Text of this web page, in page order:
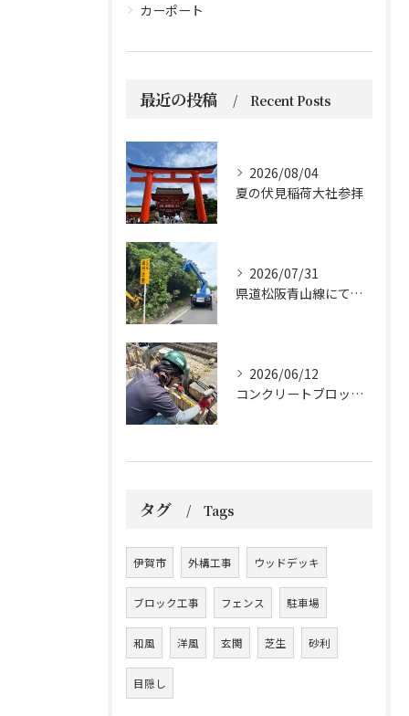
カーポート
最近の投稿 Recent Posts
2026/08/04
夏の伏見稲荷大社参拝
2026/07/31
県道松阪青山線にて、支障木の伐採作業を行いました🌲
2026/06/12
コンクリートブロックの設置工事です。
タグ Tags
伊賀市 外構工事 ウッドデッキ
ブロック工事 フェンス 駐車場
和風 洋風 玄関 芝生 砂利
目隠し